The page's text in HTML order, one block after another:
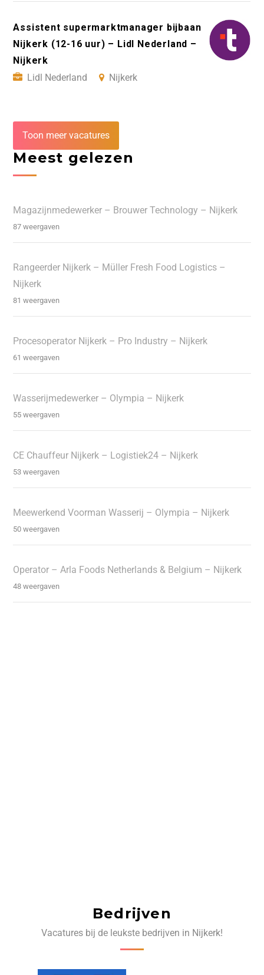
Assistent supermarktmanager bijbaan
Nijkerk (12-16 uur) – Lidl Nederland –
Nijkerk
Lidl Nederland
Nijkerk
Toon meer vacatures
Meest gelezen
Magazijnmedewerker – Brouwer Technology – Nijkerk
87 weergaven
Rangeerder Nijkerk – Müller Fresh Food Logistics –
Nijkerk
81 weergaven
Procesoperator Nijkerk – Pro Industry – Nijkerk
61 weergaven
Wasserijmedewerker – Olympia – Nijkerk
55 weergaven
CE Chauffeur Nijkerk – Logistiek24 – Nijkerk
53 weergaven
Meewerkend Voorman Wasserij – Olympia – Nijkerk
50 weergaven
Operator – Arla Foods Netherlands & Belgium – Nijkerk
48 weergaven
Bedrijven
Vacatures bij de leukste bedrijven in Nijkerk!